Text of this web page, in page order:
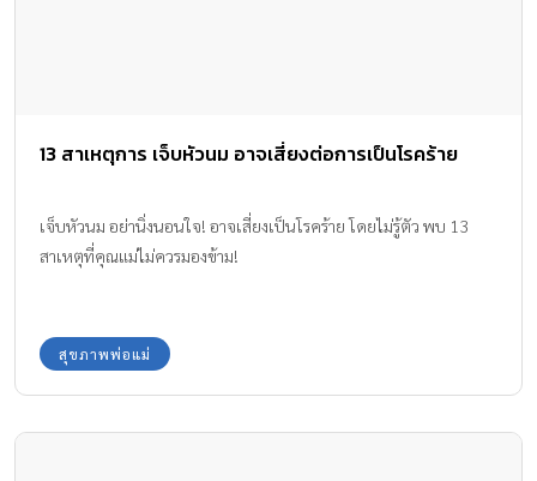
13 สาเหตุการ เจ็บหัวนม อาจเสี่ยงต่อการเป็นโรคร้าย
เจ็บหัวนม อย่านิ่งนอนใจ! อาจเสี่ยงเป็นโรคร้าย โดยไม่รู้ตัว พบ 13
สาเหตุที่คุณแม่ไม่ควรมองข้าม!
สุขภาพพ่อแม่